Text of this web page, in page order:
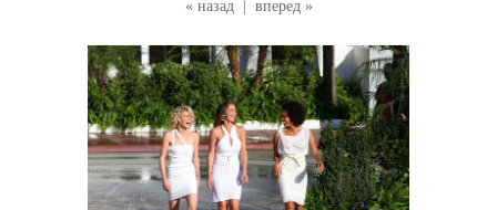
« назад
вперед »